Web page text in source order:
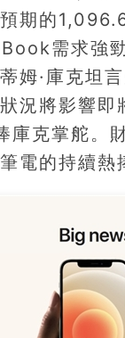
期的
需求強
姆·庫克坦
況將影響
庫克掌舵。
電的持續